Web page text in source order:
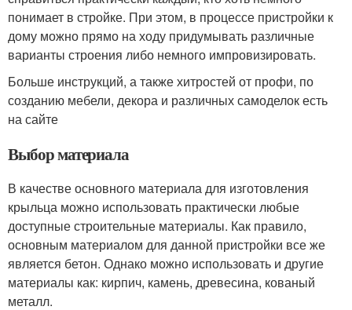
понимает в стройке. При этом, в процессе пристройки к
дому можно прямо на ходу придумывать различные
варианты строения либо немного импровизировать.
Больше инструкций, а также хитростей от профи, по
созданию мебели, декора и различных самоделок есть
на сайте
Выбор материала
В качестве основного материала для изготовления
крыльца можно использовать практически любые
доступные строительные материалы. Как правило,
основным материалом для данной пристройки все же
является бетон. Однако можно использовать и другие
материалы как: кирпич, камень, древесина, кованый
металл.